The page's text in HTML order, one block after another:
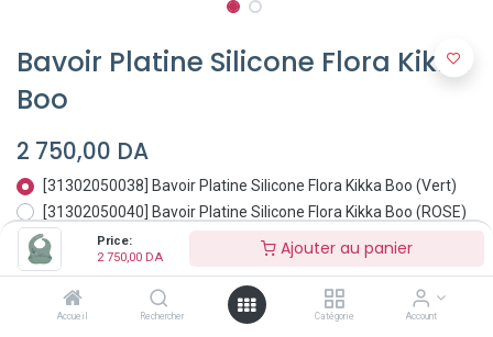
Price:
2 750,00 DA Ajouter au panier
Accueil Rechercher Catégorie Account
Bavoir Platine Silicone Flora Kikka
Boo
2 750,00 DA
[31302050038] Bavoir Platine Silicone Flora Kikka Boo (Vert)
[31302050040] Bavoir Platine Silicone Flora Kikka Boo (ROSE)
[31302050039] Bavoir Platine Silicone Flora Kikka Boo (Gris)